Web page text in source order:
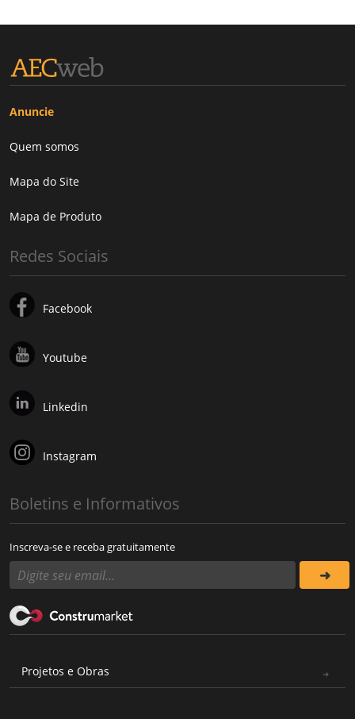
Anuncie
Quem somos
Mapa do Site
Mapa de Produto
Redes Sociais
Facebook
Youtube
Linkedin
Instagram
Boletins e Informativos
Inscreva-se e receba gratuitamente
Projetos e Obras